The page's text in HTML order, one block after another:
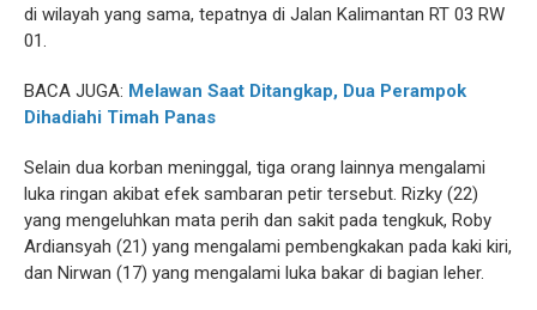
di wilayah yang sama, tepatnya di Jalan Kalimantan RT 03 RW
01.
BACA JUGA: Melawan Saat Ditangkap, Dua Perampok
Dihadiahi Timah Panas
Selain dua korban meninggal, tiga orang lainnya mengalami
luka ringan akibat efek sambaran petir tersebut. Rizky (22)
yang mengeluhkan mata perih dan sakit pada tengkuk, Roby
Ardiansyah (21) yang mengalami pembengkakan pada kaki kiri,
dan Nirwan (17) yang mengalami luka bakar di bagian leher.